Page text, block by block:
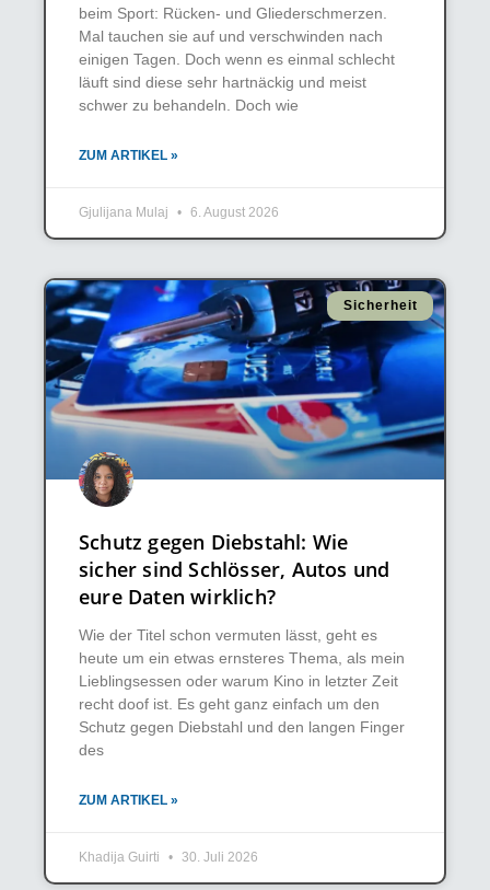
beim Sport: Rücken- und Gliederschmerzen.
Mal tauchen sie auf und verschwinden nach
einigen Tagen. Doch wenn es einmal schlecht
läuft sind diese sehr hartnäckig und meist
schwer zu behandeln. Doch wie
ZUM ARTIKEL »
Gjulijana Mulaj 6. August 2026
Sicherheit
Schutz gegen Diebstahl: Wie
sicher sind Schlösser, Autos und
eure Daten wirklich?
Wie der Titel schon vermuten lässt, geht es
heute um ein etwas ernsteres Thema, als mein
Lieblingsessen oder warum Kino in letzter Zeit
recht doof ist. Es geht ganz einfach um den
Schutz gegen Diebstahl und den langen Finger
des
ZUM ARTIKEL »
Khadija Guirti 30. Juli 2026